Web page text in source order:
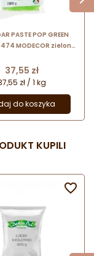
PASTE POP GREEN
MODECOR zielona
Cena
37,55 zł
zł / 1 kg
do koszyka
KUPILI
